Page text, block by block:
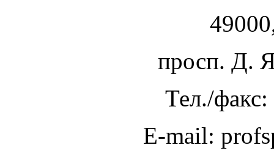
просп. Д.
Тел./
E-mail: